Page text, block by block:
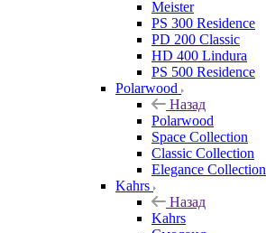
Meister
PS 300 Residence
PD 200 Classic
HD 400 Lindura
PS 500 Residence
Polarwood
Назад
Polarwood
Space Collection
Classic Collection
Elegance Collection
Kahrs
Назад
Kahrs